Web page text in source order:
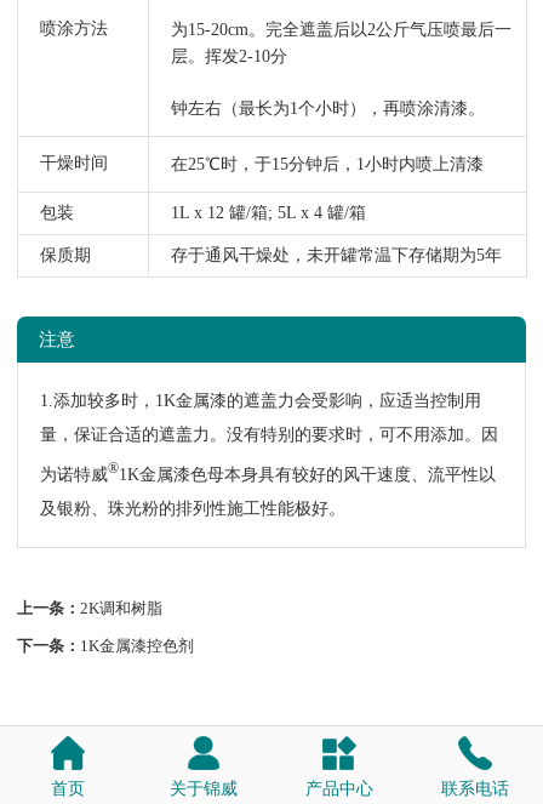
喷涂方法
为15-20cm。完全遮盖后以2公斤气压喷最后一
层。挥发2-10分
钟左右（最长为1个小时），再喷涂清漆。
干燥时间 在25℃时，于15分钟后，1小时内喷上清漆
包装 1L x 12 罐/箱; 5L x 4 罐/箱
保质期 存于通风干燥处，未开罐常温下存储期为5年
注意
1.添加较多时，1K金属漆的遮盖力会受影响，应适当控制用
量，保证合适的遮盖力。没有特别的要求时，可不用添加。因
为诺特威®1K金属漆色母本身具有较好的风干速度、流平性以
及银粉、珠光粉的排列性施工性能极好。
上一条： 2K调和树脂
下一条： 1K金属漆控色剂
首页 关于锦威 产品中心 联系电话